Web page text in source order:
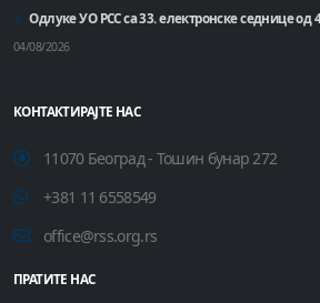
Одлуке УО РСС са 33. електронске седнице од
04/08/2026
КОНТАКТИРАЈТЕ НАС
11070 Београд - Тошин бунар 272
+381 11 6558549
office@rss.org.rs
ПРАТИТЕ НАС